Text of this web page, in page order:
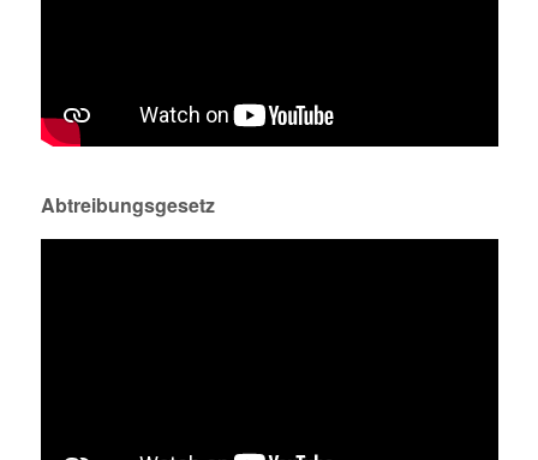
Abtreibungsgesetz